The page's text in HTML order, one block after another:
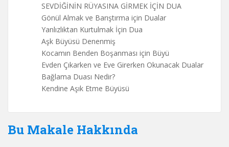
SEVDİĞİNİN RÜYASINA GİRMEK İÇİN DUA
Gönül Almak ve Barıştırma için Dualar
Yanlızlıktan Kurtulmak İçin Dua
Aşk Büyüsü Denenmiş
Kocamın Benden Boşanması için Büyü
Evden Çıkarken ve Eve Girerken Okunacak Dualar
Bağlama Duası Nedir?
Kendine Aşık Etme Büyüsü
Bu Makale Hakkında